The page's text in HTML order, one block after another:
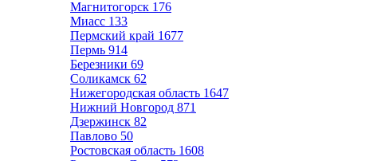
Магнитогорск 176
Миасс 133
Пермский край 1677
Пермь 914
Березники 69
Соликамск 62
Нижегородская область 1647
Нижний Новгород 871
Дзержинск 82
Павлово 50
Ростовская область 1608